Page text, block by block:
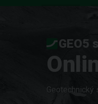
GEO5
Geotechnický